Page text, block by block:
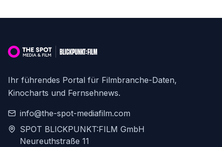
Ihr führendes Portal für Filmbranche-Daten,
Kinocharts und Fernsehnews.
info@the-spot-mediafilm.com
SPOT BLICKPUNKT:FILM GmbH
Neureuthstraße 11